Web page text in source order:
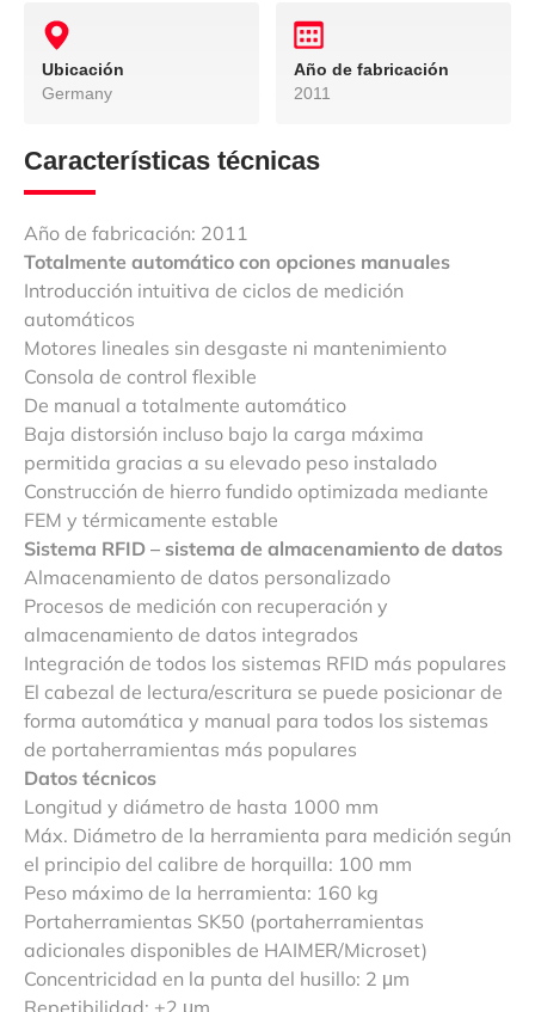
Ubicación
Germany
Año de fabricación
2011
Características técnicas
Año de fabricación: 2011
Totalmente automático con opciones manuales
Introducción intuitiva de ciclos de medición
automáticos
Motores lineales sin desgaste ni mantenimiento
Consola de control flexible
De manual a totalmente automático
Baja distorsión incluso bajo la carga máxima
permitida gracias a su elevado peso instalado
Construcción de hierro fundido optimizada mediante
FEM y térmicamente estable
Sistema RFID – sistema de almacenamiento de datos
Almacenamiento de datos personalizado
Procesos de medición con recuperación y
almacenamiento de datos integrados
Integración de todos los sistemas RFID más populares
El cabezal de lectura/escritura se puede posicionar de
forma automática y manual para todos los sistemas
de portaherramientas más populares
Datos técnicos
Longitud y diámetro de hasta 1000 mm
Máx. Diámetro de la herramienta para medición según
el principio del calibre de horquilla: 100 mm
Peso máximo de la herramienta: 160 kg
Portaherramientas SK50 (portaherramientas
adicionales disponibles de HAIMER/Microset)
Concentricidad en la punta del husillo: 2 μm
Repetibilidad: ±2 μm